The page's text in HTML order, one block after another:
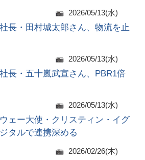
2026/05/13(水)
長・田村城太郎さん、物流を止
2026/05/13(水)
長・五十嵐武宣さん、PBR1倍
2026/05/13(水)
ェー大使・クリスティン・イグ
タルで連携深める
2026/02/26(木)